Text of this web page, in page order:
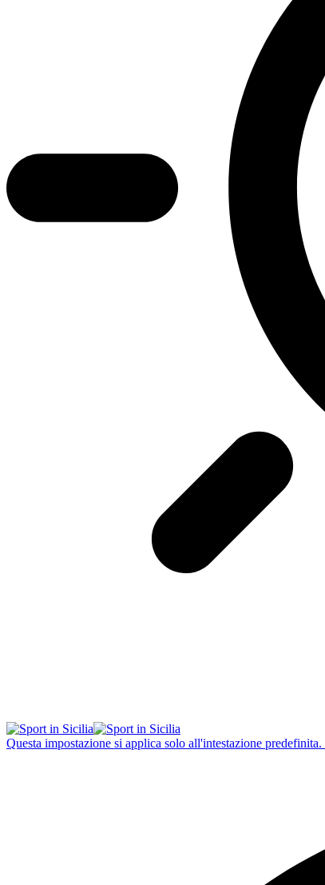
Questa impostazione si applica solo all'intestazione